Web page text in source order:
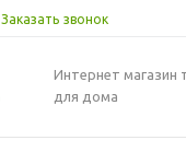
Заказать звонок
Интернет магазин
для дома